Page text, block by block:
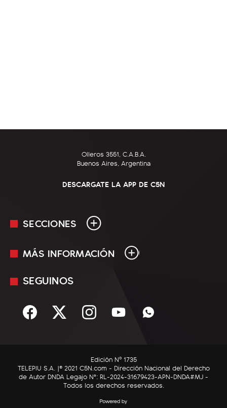
Olleros 3551, C.A.B.A.
Buenos Aires, Argentina
DESCARGATE LA APP DE C5N
SECCIONES
En Vivo
Sociedad
C5N Autos
RatingCero
MÁS INFORMACIÓN
Mediakit
Términos y condiciones
SEGUINOS
Edición Nº 1735
TELEPIU S.A. |© 2021 C5N.com - Dirección Nacional del Derecho
de Autor DNDA Legajo N°: RL-2024-31679423-APN-DNDA#MJ -
Todos los derechos reservados.